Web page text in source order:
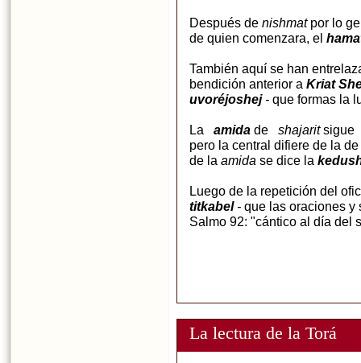
Después de nishmat por lo
de quien comenzara, el
También aquí se han
bendición anterior a Kriat
uvoréjoshej- que formas la
La amida de shajaritsigue
pero la central difiere de la
de la amida se dice la
Luego de la repetición del
titkabel- que las oraciones y
Salmo 92: "cántico al día del
La lectura de la Torá